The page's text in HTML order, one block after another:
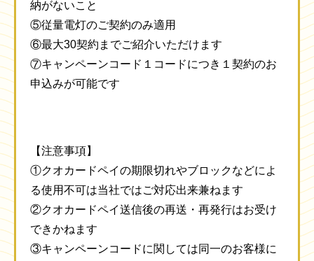
納がないこと
⑤従量電灯のご契約のみ適用
⑥最大30契約までご紹介いただけます
⑦キャンペーンコード１コードにつき１契約のお
申込みが可能です
【注意事項】
①クオカードペイの期限切れやブロックなどによ
る使用不可は当社ではご対応出来兼ねます
②クオカードペイ送信後の再送・再発行はお受け
できかねます
③キャンペーンコードに関しては同一のお客様に